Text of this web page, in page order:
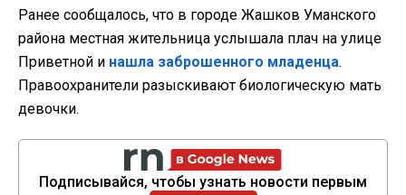
Ранее сообщалось, что в городе Жашков Уманского
района местная жительница услышала плач на улице
Приветной и нашла заброшенного младенца.
Правоохранители разыскивают биологическую мать
девочки.
Подписывайся, чтобы узнать новости первым